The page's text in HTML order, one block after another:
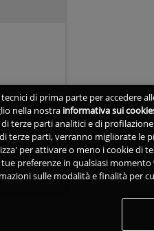
di prima parte per accedere
nella nostra informativa sui
terze parti analitici e di
terze parti, verranno migliorate le
per attivare o meno i cookie di
preferenze in qualsiasi
sulle modalità e finalità per